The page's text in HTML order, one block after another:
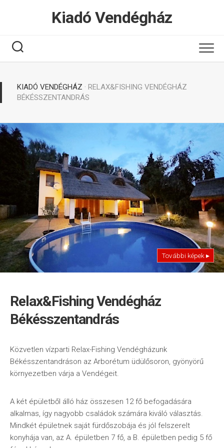
Kiadó Vendégház
KIADÓ VENDÉGHÁZ · RELAX&FISHING VENDÉGHÁZ
BÉKÉSSZENTANDRÁS
További képek ▸
Relax&Fishing Vendégház
Békésszentandrás
Közvetlen vízparti Relax-Fishing Vendégházunk
Békésszentandráson az Arborétum üdülősoron, gyönyörű
környezetben várja a Vendégeit.
A két épületből álló ház összesen 12 fő befogadására
alkalmas, így nagyobb családok számára kiváló választás.
Mindkét épületnek saját fürdőszobája és jól felszerelt
konyhája van, az A. épületben 7 fő, a B. épületben pedig 5 fő